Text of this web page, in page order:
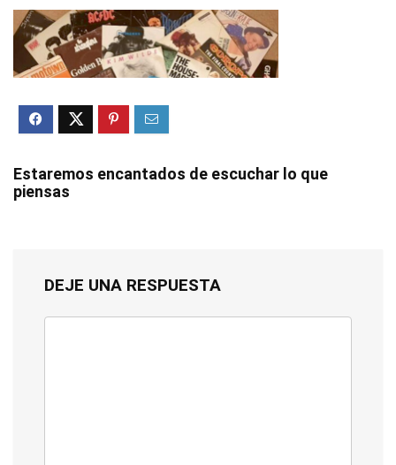
Estaremos encantados de escuchar lo que
piensas
DEJE UNA RESPUESTA